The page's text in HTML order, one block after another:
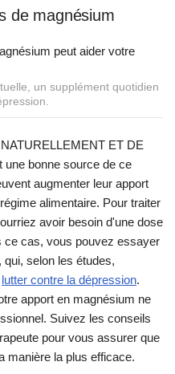
de magnésium
un supplément quotidien
ET DE
bonne source de ce
augmenter leur apport
alimentaire. Pour traiter
avoir besoin d'une dose
ce cas, vous pouvez essayer
selon les études,
lutter contre la dépression.
apport en magnésium ne
Suivez les conseils
pour vous assurer que
manière la plus efficace.